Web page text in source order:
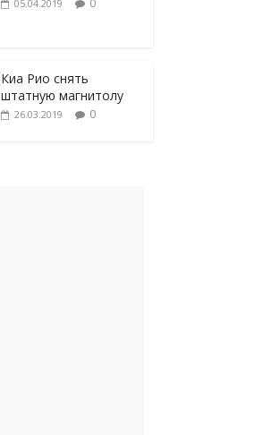
05.04.2019 0
Киа Рио снять
штатную магнитолу
26.03.2019 0